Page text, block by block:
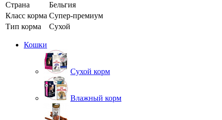
Страна
Бельгия
Класс корма Супер-премиум
Тип корма
Сухой
Кошки
Сухой корм
Влажный корм